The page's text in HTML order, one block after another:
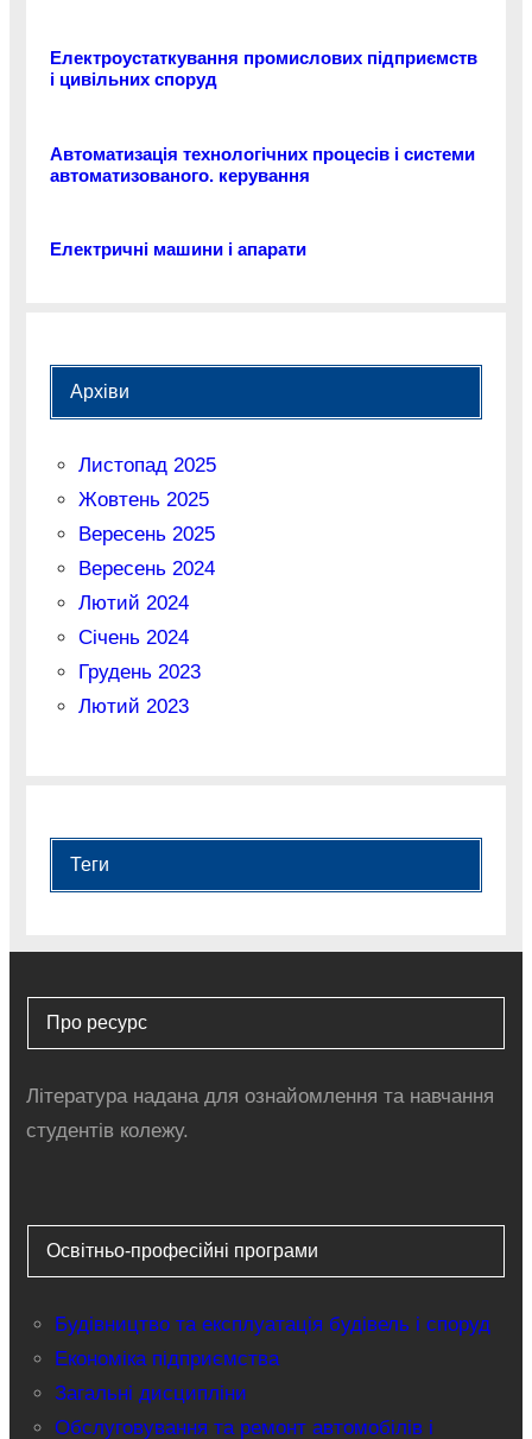
Електроустаткування промислових підприємств
і цивільних споруд
Автоматизація технологічних процесів і системи
автоматизованого. керування
Електричні машини і апарати
Архіви
Листопад 2025
Жовтень 2025
Вересень 2025
Вересень 2024
Лютий 2024
Січень 2024
Грудень 2023
Лютий 2023
Теги
Про ресурс
Література надана для ознайомлення та навчання
студентів колежу.
Освітньо-професійні програми
Будівництво та експлуатація будівель і споруд
Економіка підприємства
Загальні дисципліни
Обслуговування та ремонт автомобілів і